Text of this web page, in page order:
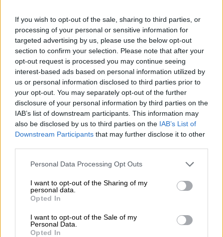
If you wish to opt-out of the sale, sharing to third parties, or
processing of your personal or sensitive information for
targeted advertising by us, please use the below opt-out
section to confirm your selection. Please note that after your
opt-out request is processed you may continue seeing
interest-based ads based on personal information utilized by
us or personal information disclosed to third parties prior to
your opt-out. You may separately opt-out of the further
disclosure of your personal information by third parties on the
IAB’s list of downstream participants. This information may
also be disclosed by us to third parties on the IAB’s List of
Downstream Participants that may further disclose it to other
Please note that this website/app uses one or more Google
not limited to your visit or usage behaviour. You may click to
grant or deny consent to Google and its third-party tags to
use your data for below specified purposes in below Google
consent section.
Personal Data Processing Opt Outs
I want to opt-out of the Sharing of my
personal data.
Opted In
I want to opt-out of the Sale of my
Personal Data.
Opted In
Σαν Σήμερα|04.12.2025 00:00
Μετά 129 χρόνια, Πρόεδρος των ΗΠΑ
επισκέπτεται την Ευρώπη – H σοβαρή
αιτία του διατλαντικού ταξιδιού του
Ουίλσον
Ο Α’ Παγκόσμιος Πόλεμος είχε τελειώσει
και ο 28ος Πρόεδρος των ΗΠΑ, θα περνούσε
έξι μήνες, κατά διαστήματα, στην Ευρώπη.